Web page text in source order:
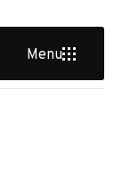
Menu